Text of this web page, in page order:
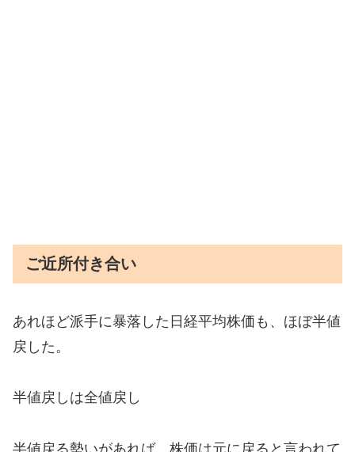
ご近所付き合い
あれほど派手に暴落した日経平均株価も、ほぼ半値
戻した。
半値戻しは全値戻し
半値戻る勢いがあれば、株価は元に戻ると言われて